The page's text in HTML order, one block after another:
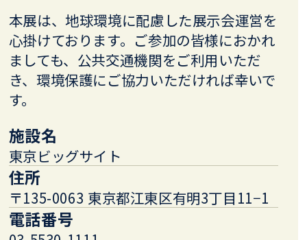
本展は、地球環境に配慮した展示会運営を
心掛けております。 ご参加の皆様におかれ
ましても、公共交通機関をご利用いただ
き、環境保護にご協力いただければ幸いで
す。
施設名
東京ビッグサイト
住所
〒135-0063 東京都江東区有明3丁目11−1
電話番号